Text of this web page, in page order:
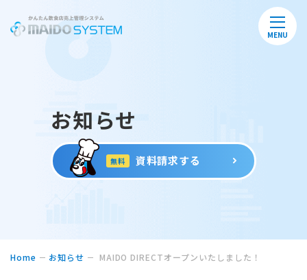
MENU
お知らせ
無料 資料請求する
Home お知らせ MAIDO DIRECTオープンいたしました！